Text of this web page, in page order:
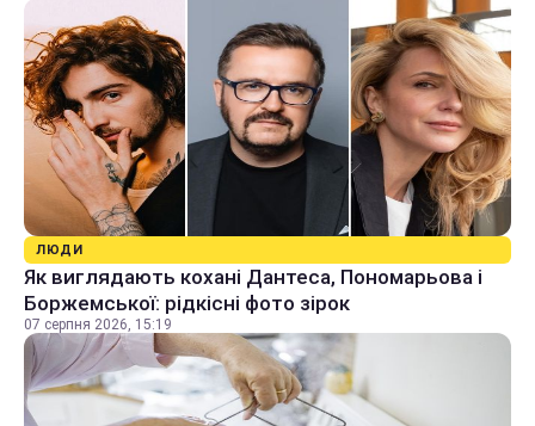
ЛЮДИ
Як виглядають кохані Дантеса, Пономарьова і
Боржемської: рідкісні фото зірок
07 серпня 2026, 15:19